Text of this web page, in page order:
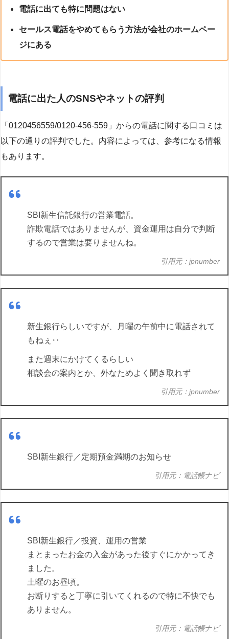
電話に出ても特に問題はない
セールス電話をやめてもらう方法が会社のホームペー
ジにある
電話に出た人のSNSやネットの評判
「0120456559/0120-456-559」からの電話に関する口コミは
以下の通りの評判でした。内容によっては、参考になる情報
もあります。
SBI新生信託銀行の営業電話。
詐欺電話ではありませんが、資金運用は自分で判断
するので営業は要りませんね。
引用元：jpnumber
新生銀行らしいですが、月曜の午前中に電話されて
もねぇ‥
また週末にかけてくるらしい
相談会の案内とか、外なためよく聞き取れず
引用元：jpnumber
SBI新生銀行／定期預金満期のお知らせ
引用元：電話帳ナビ
SBI新生銀行／投資、運用の営業
まとまったお金の入金があった後すぐにかかってき
ました。
土曜のお昼頃。
お断りすると丁寧に引いてくれるので特に不快でも
ありません。
引用元：電話帳ナビ